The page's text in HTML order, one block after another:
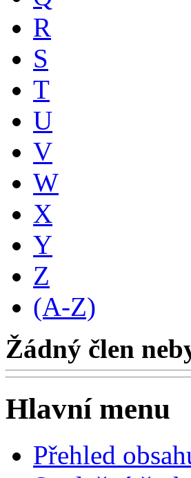
R
S
T
U
V
W
X
Y
Z
(A-Z)
Žádný člen
Hlavní menu
Přehled